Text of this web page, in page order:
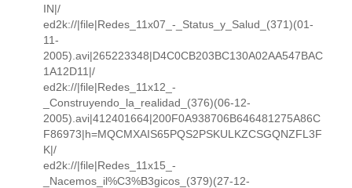
IN|/
ed2k://|file|Redes_11x07_-_Status_y_Salud_(371)(01-
11-
2005).avi|265223348|D4C0CB203BC130A02AA547BAC
1A12D11|/
ed2k://|file|Redes_11x12_-
_Construyendo_la_realidad_(376)(06-12-
2005).avi|412401664|200F0A938706B646481275A86C
F86973|h=MQCMXAIS65PQS2PSKULKZCSGQNZFL3F
K|/
ed2k://|file|Redes_11x15_-
_Nacemos_il%C3%B3gicos_(379)(27-12-